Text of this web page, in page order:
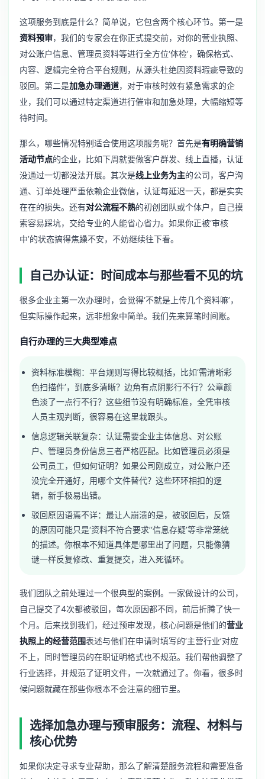
这项服务到底是什么？简单说，它包含两个核心环节。第一是
资料预审，我们的专家会在你正式提交前，对你的营业执照、
对公账户信息、管理员资料等进行全方位‘体检’，确保格式、
内容、逻辑完全符合平台规则，从源头杜绝因资料瑕疵导致的
驳回。第二是加急办理通道，对于审核时效有紧急需求的企
业，我们可以通过特定渠道进行催审和加急处理，大幅缩短等
待时间。
那么，哪些情况特别适合使用这项服务呢？首先是有明确营销
活动节点的企业，比如下周就要做客户群发、线上直播，认证
没通过一切都没法开展。其次是线上业务为主的公司，客户沟
通、订单处理严重依赖企业微信，认证每延迟一天，都是实实
在在的损失。还有对公流程不熟的初创团队或个体户，自己摸
索容易踩坑，交给专业的人能省心省力。如果你正被‘审核
中’的状态搞得焦躁不安，不妨继续往下看。
自己办认证：时间成本与那些看不见的坑
很多企业主第一次办理时，会觉得‘不就是上传几个资料嘛’，
但实际操作起来，远非想象中简单。我们先来算笔时间账。
自行办理的三大典型难点
资料标准模糊：平台规则写得比较概括，比如‘需清晰彩
色扫描件’，到底多清晰？边角有点阴影行不行？公章颜
色淡了一点行不行？这些细节没有明确标准，全凭审核
人员主观判断，很容易在这里栽跟头。
信息逻辑关联复杂：认证需要企业主体信息、对公账
户、管理员身份信息三者严格匹配。比如管理员必须是
公司员工，但如何证明？如果公司刚成立，对公账户还
没完全开通好，用哪个文件替代？这些环环相扣的逻
辑，新手极易出错。
驳回原因语焉不详：最让人崩溃的是，被驳回后，反馈
的原因可能只是‘资料不符合要求’‘信息存疑’等非常笼统
的描述。你根本不知道具体是哪里出了问题，只能像猜
谜一样反复修改、重复提交，进入死循环。
我们团队之前处理过一个很典型的案例。一家做设计的公司，
自己提交了4次都被驳回，每次原因都不同，前后折腾了快一
个月。后来找到我们，经过预审发现，核心问题是他们的营业
执照上的经营范围表述与他们在申请时填写的‘主营行业’对应
不上，同时管理员的在职证明格式也不规范。我们帮他调整了
行业选择，并规范了证明文件，一次就通过了。你看，很多时
候问题就藏在那些你根本不会注意的细节里。
选择加急办理与预审服务：流程、材料与
核心优势
如果你决定寻求专业帮助，那么了解清楚服务流程和需要准备